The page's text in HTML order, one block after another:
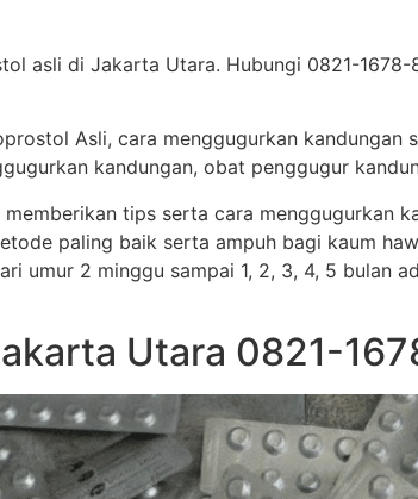
asli di Jakarta Utara. Hubungi 0821-
Asli, cara menggugurkan kandungan
kandungan, obat penggugur
tips serta cara menggugurkan
paling baik serta ampuh bagi kaum
umur 2 minggu sampai 1, 2, 3, 4, 5 bulan
Utara 0821-